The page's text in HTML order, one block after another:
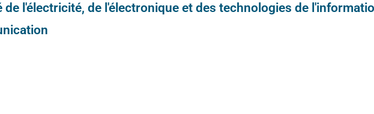
de l'électricité, de l'électronique et des technologies de